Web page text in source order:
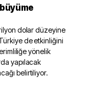
dolar düzeyine
de etkinliğini
yönelik
yapılacak
belirtiliyor.